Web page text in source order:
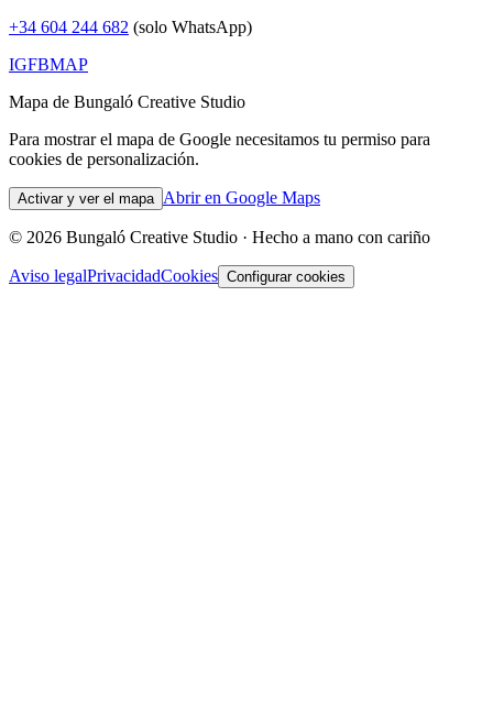
+34 604 244 682 (solo WhatsApp)
IGFBMAP
Mapa de Bungaló Creative Studio
Para mostrar el mapa de Google necesitamos tu permiso para
cookies de personalización.
Activar y ver el mapa Abrir en Google Maps
© 2026 Bungaló Creative Studio · Hecho a mano con cariño
Aviso legalPrivacidadCookies Configurar cookies